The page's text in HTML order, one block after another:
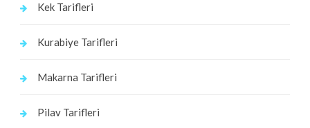
Kek Tarifleri
Kurabiye Tarifleri
Makarna Tarifleri
Pilav Tarifleri